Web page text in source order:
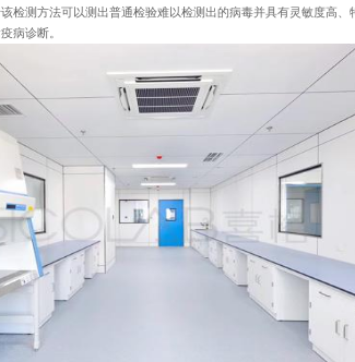
检测方法可以测出普通检验难以检测出的病毒并具有灵敏度高
病诊断。